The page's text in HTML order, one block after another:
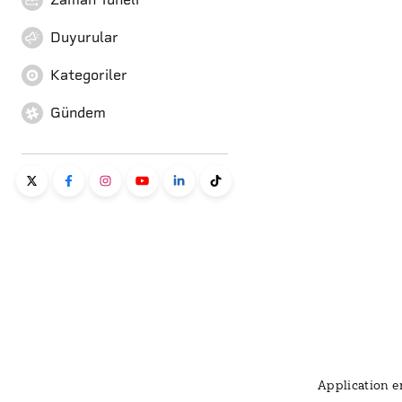
Duyurular
Kategoriler
Gündem
Application